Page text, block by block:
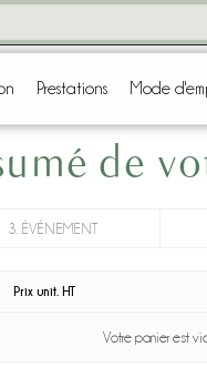
Prestations Mode
de
3. ÉVÉNEMENT
Prix unit. HT
Votre panier est